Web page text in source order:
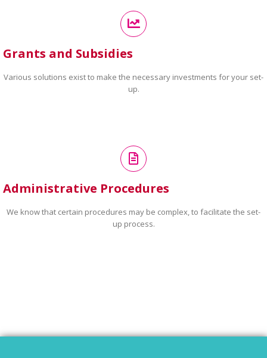
Grants and Subsidies
Various solutions exist to make the necessary investments for your set-
up.
Administrative Procedures
We know that certain procedures may be complex, to facilitate the set-
up process.